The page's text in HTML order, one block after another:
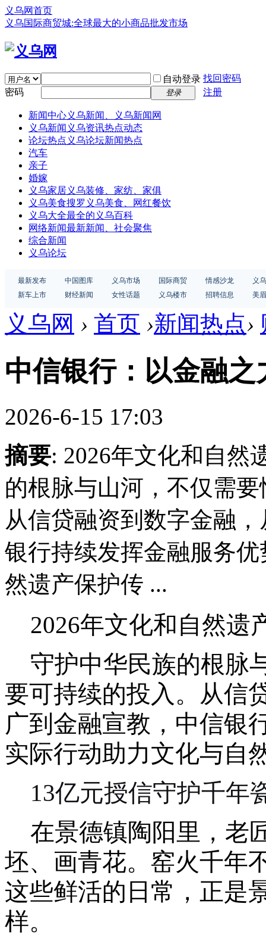
义乌网首页
义乌国际商贸城:全球最大的小商品批发市场
自动登录 找回密码
密码
登录 注册
新闻中心义乌新闻、义乌新闻网
义乌新闻 义乌资讯热点动态
论坛热点 义乌论坛新闻热点
汽车
亲子
婚嫁
义乌家居义乌装修、家纺、家俱
义乌美食搜罗义乌美食、网红餐饮
义乌大全最全的义乌百科
网络新闻最新新闻、社会聚焦
综合新闻
义乌论坛
最新发布 中国图库 义乌市场 国际商贸 情感沙龙
义
新车上市
财经新闻 女性话题 义乌楼市 招聘信息 美
义乌网 › 首页 ›新闻热点›
中信银行：以金融
2026-6-15 17:03
摘要: 2026年文化和自然
的根脉与山河，不仅需
从信贷融资到数字金融
银行持续发挥金融服务
然遗产保护传 ...
2026年文化和自然遗
守护中华民族的根脉
要可持续的投入。从信
广到金融宣教 ，中信银
实际行动助力文化与自
13亿元授信守护千年
在景德镇陶阳里，老
坯、画青花。窑火千年
这些鲜活的日常，正是
样。